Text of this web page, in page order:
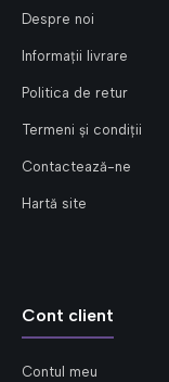
Despre noi
Informații livrare
Politica de retur
Termeni și condiții
Contactează-ne
Hartă site
Cont client
Contul meu